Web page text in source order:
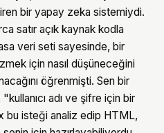
bir yapay zeka sistemiydi.
satır açık kaynak kodla
veri seti sayesinde, bir
için nasıl düşüneceğini
öğrenmişti. Sen bir
adı ve şifre için bir
bu isteği analiz edip HTML,